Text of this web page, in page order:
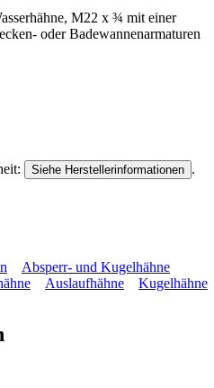
M22 x ¾ mit einer
oder Badewannenarmaturen
Siehe Herstellerinformationen .
Absperr- und Kugelhähne
Auslaufhähne
Kugelhähne